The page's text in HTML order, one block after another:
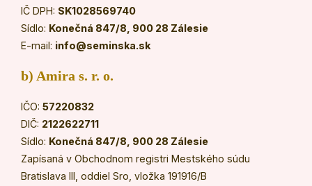
IČ DPH: SK1028569740
Sídlo: Konečná 847/8, 900 28 Zálesie
E-mail: info@seminska.sk
b) Amira s. r. o.
IČO:57220832
DIČ: 2122622711
Sídlo: Konečná 847/8, 900 28 Zálesie
Zapísaná v Obchodnom registri Mestského súdu
Bratislava III, oddiel Sro, vložka 191916/B